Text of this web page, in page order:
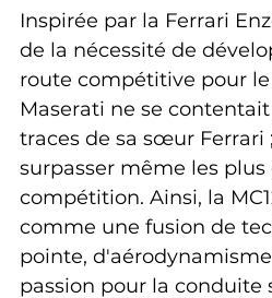
Inspirée par la Ferrari
de la nécessité de
route compétitive pour
Maserati ne se
traces de sa sœur Ferrari
surpasser même les
compétition. Ainsi, la
comme une fusion de
pointe,
passion pour la conduite